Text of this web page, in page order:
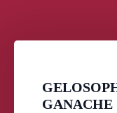
GANACHE